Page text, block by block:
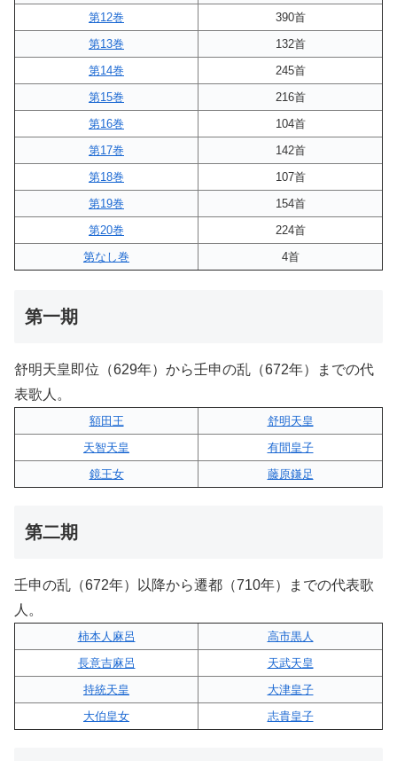
第12巻
390首
第13巻
132首
第14巻
245首
第15巻
216首
第16巻
104首
第17巻
142首
第18巻
107首
第19巻
154首
第20巻
224首
第なし巻
4首
第一期
舒明天皇即位（629年）から壬申の乱（672年）までの代
表歌人。
額田王
舒明天皇
天智天皇
有間皇子
鏡王女
藤原鎌足
第二期
壬申の乱（672年）以降から遷都（710年）までの代表歌
人。
柿本人麻呂
高市黒人
長意吉麻呂
天武天皇
持統天皇
大津皇子
大伯皇女
志貴皇子